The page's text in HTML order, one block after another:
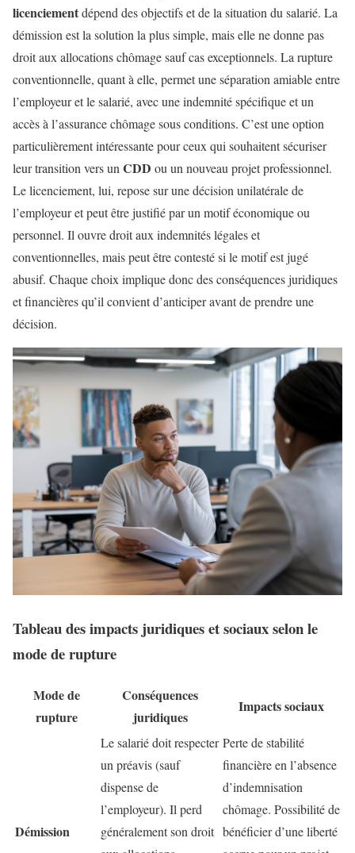
licenciementdépend des objectifs et de la situation du salarié. La
démission est la solution la plus simple, mais elle ne donne pas
droit aux allocations chômage sauf cas exceptionnels. La rupture
conventionnelle, quant à elle, permet une séparation amiable entre
l’employeur et le salarié, avec une indemnité spécifique et un
accès à l’assurance chômage sous conditions. C’est une option
particulièrement intéressante pour ceux qui souhaitent sécuriser
leur transition vers un CDD ou un nouveau projet professionnel.
Le licenciement, lui, repose sur une décision unilatérale de
l’employeur et peut être justifié par un motif économique ou
personnel. Il ouvre droit aux indemnités légales et
conventionnelles, mais peut être contesté si le motif est jugé
abusif. Chaque choix implique donc des conséquences juridiques
et financières qu’il convient d’anticiper avant de prendre une
décision.
Tableau des impacts juridiques et sociaux selon le
mode de rupture
Mode de
rupture
Conséquences
juridiques
Impacts sociaux
Démission
Le salarié doit respecter
un préavis (sauf
dispense de
l’employeur). Il perd
généralement son droit
Perte de stabilité
financière en l’absence
d’indemnisation
chômage. Possibilité de
bénéficier d’une liberté